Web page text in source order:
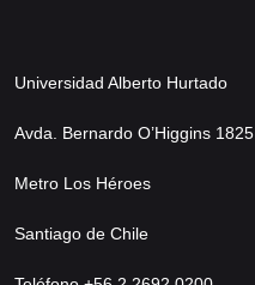
Universidad Alberto Hurtado
Avda. Bernardo O’Higgins 1825
Metro Los Héroes
Santiago de Chile